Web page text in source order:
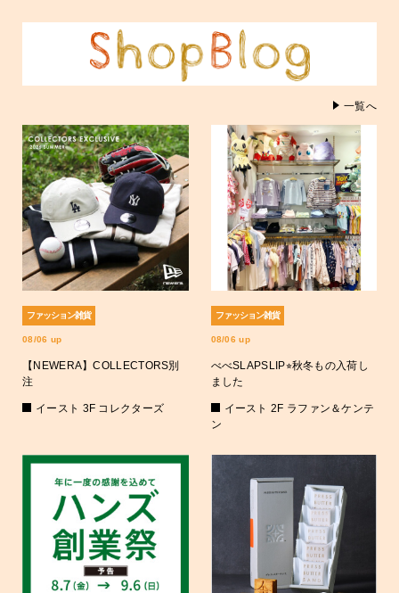
一覧へ
ファッション雑貨
08/06 up
【NEWERA】COLLECTORS別
注
イースト 3F コレクターズ
ファッション雑貨
08/06 up
べべSLAPSLIP⭐︎秋冬もの入荷し
ました
イースト 2F ラファン＆ケンテ
ン